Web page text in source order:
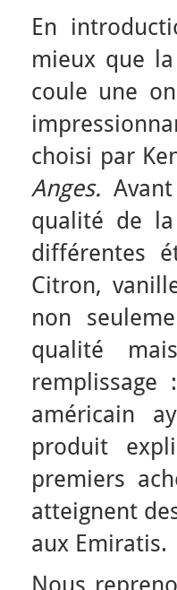
En
mieux que
coule une
choisi par
Anges.
qualité de
différentes
Citron,
non
qualité
américain
produit
premiers
atteignent
aux Emiratis.
Nous